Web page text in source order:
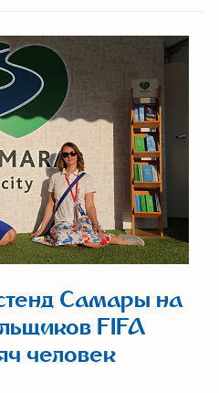
Самары на
FIFA
человек